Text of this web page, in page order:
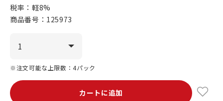
税率：軽8%
商品番号： 125973
※注文可能な上限数：4パック
カートに追加